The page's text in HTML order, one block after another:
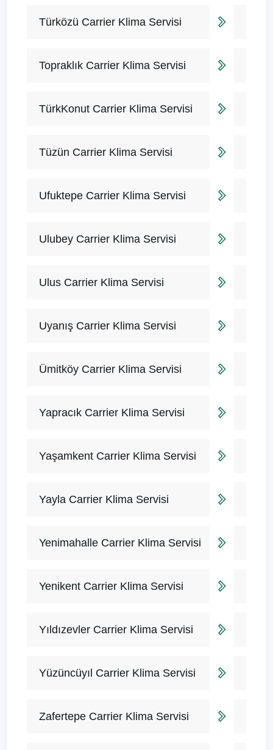
Türközü Carrier Klima Servisi
Topraklık Carrier Klima Servisi
TürkKonut Carrier Klima Servisi
Tüzün Carrier Klima Servisi
Ufuktepe Carrier Klima Servisi
Ulubey Carrier Klima Servisi
Ulus Carrier Klima Servisi
Uyanış Carrier Klima Servisi
Ümitköy Carrier Klima Servisi
Yapracık Carrier Klima Servisi
Yaşamkent Carrier Klima Servisi
Yayla Carrier Klima Servisi
Yenimahalle Carrier Klima Servisi
Yenikent Carrier Klima Servisi
Yıldızevler Carrier Klima Servisi
Yüzüncüyıl Carrier Klima Servisi
Zafertepe Carrier Klima Servisi